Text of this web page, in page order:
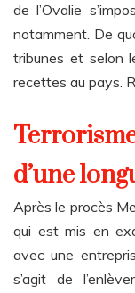
de l’Ovalie
notamment. De
tribunes et selon
recettes au pays.
d’une
Après le procès
qui est mis en
avec une
s’agit de